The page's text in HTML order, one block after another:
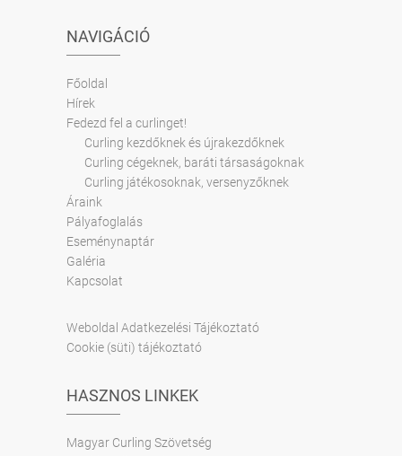
NAVIGÁCIÓ
Főoldal
Hírek
Fedezd fel a curlinget!
Curling kezdőknek és újrakezdőknek
Curling cégeknek, baráti társaságoknak
Curling játékosoknak, versenyzőknek
Áraink
Pályafoglalás
Eseménynaptár
Galéria
Kapcsolat
Weboldal Adatkezelési Tájékoztató
Cookie (süti) tájékoztató
HASZNOS LINKEK
Magyar Curling Szövetség